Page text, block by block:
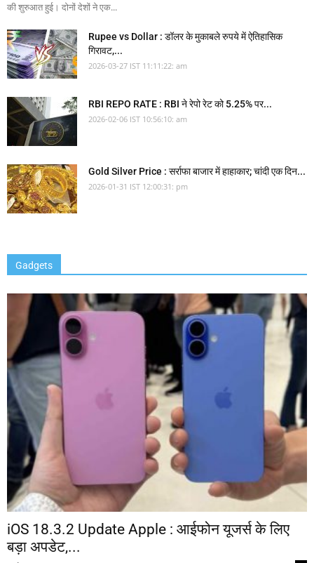
की शुरुआत हुई। दोनों देशों ने एक...
Rupee vs Dollar : डॉलर के मुकाबले रुपये में ऐतिहासिक
गिरावट,...
2026-03-27 IST 11:11:22: am
RBI REPO RATE : RBI ने रेपो रेट को 5.25% पर...
2026-02-06 IST 10:56:10: am
Gold Silver Price : सर्राफा बाजार में हाहाकार; चांदी एक दिन...
2026-01-31 IST 12:00:31: pm
Gadgets
iOS 18.3.2 Update Apple : आईफोन यूजर्स के लिए
बड़ा अपडेट,...